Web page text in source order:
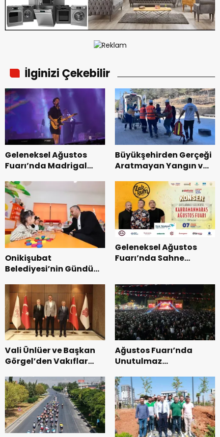
İlginizi Çekebilir
Geleneksel Ağustos
Fuarı’nda Madrigal
Büyükşehirden Gerçeği
Aratmayan Yangın ve
Onikişubat
Belediyesi’nin Gündüz
dönemin ön kayıtları
başladı.
Geleneksel Ağustos
Fuarı’nda Sahne
Vali Ünlüer ve Başkan
Görgel’den Vakıflar
ziyaret.
Ağustos Fuarı’nda
Unutulmaz